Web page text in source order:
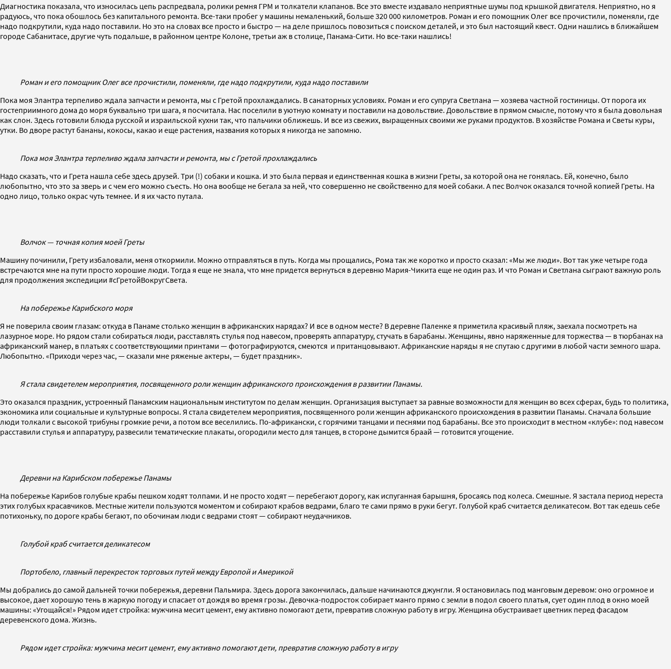
Диагностика показала, что износилась цепь распредвала, ролики ремня ГРМ и толкатели клапанов. Все это вместе издавало неприятные шумы под крышкой двигателя. Неприятно, но я
радуюсь, что пока обошлось без капитального ремонта. Все-таки пробег у машины немаленький, больше 320 000 километров. Роман и его помощник Олег все прочистили, поменяли, где
надо подкрутили, куда надо поставили. Но это на словах все просто и быстро — на деле пришлось повозиться с поиском деталей, и это был настоящий квест. Одни нашлись в ближайшем
городе Сабанитасе, другие чуть подальше, в районном центре Колоне, третьи аж в столице, Панама-Сити. Но все-таки нашлись!
Роман и его помощник Олег все прочистили, поменяли, где надо подкрутили, куда надо поставили
Пока моя Элантра терпеливо ждала запчасти и ремонта, мы с Гретой прохлаждались. В санаторных условиях. Роман и его супруга Светлана — хозяева частной гостиницы. От порога их
гостеприимного дома до моря буквально три шага, я посчитала. Нас поселили в уютную комнату и поставили на довольствие. Довольствие в прямом смысле, потому что я была довольная
как слон. Здесь готовили блюда русской и израильской кухни так, что пальчики оближешь. И все из свежих, выращенных своими же руками продуктов. В хозяйстве Романа и Светы куры,
утки. Во дворе растут бананы, кокосы, какао и еще растения, названия которых я никогда не запомню.
Пока моя Элантра терпеливо ждала запчасти и ремонта, мы с Гретой прохлаждались
Надо сказать, что и Грета нашла себе здесь друзей. Три (!) собаки и кошка. И это была первая и единственная кошка в жизни Греты, за которой она не гонялась. Ей, конечно, было
любопытно, что это за зверь и с чем его можно съесть. Но она вообще не бегала за ней, что совершенно не свойственно для моей собаки. А пес Волчок оказался точной копией Греты. На
одно лицо, только окрас чуть темнее. И я их часто путала.
Волчок — точная копия моей Греты
Машину починили, Грету избаловали, меня откормили. Можно отправляться в путь. Когда мы прощались, Рома так же коротко и просто сказал: «Мы же люди». Вот так уже четыре года
встречаются мне на пути просто хорошие люди. Тогда я еще не знала, что мне придется вернуться в деревню Мария-Чикита еще не один раз. И что Роман и Светлана сыграют важную роль
для продолжения экспедиции #сГретойВокругСвета.
На побережье Карибского моря
Я не поверила своим глазам: откуда в Панаме столько женщин в африканских нарядах? И все в одном месте? В деревне Паленке я приметила красивый пляж, заехала посмотреть на
лазурное море. Но рядом стали собираться люди, расставлять стулья под навесом, проверять аппаратуру, стучать в барабаны. Женщины, явно наряженные для торжества — в тюрбанах на
африканский манер, в платьях с соответствующими принтами — фотографируются, смеются и пританцовывают. Африканские наряды я не спутаю с другими в любой части земного шара.
Любопытно. «Приходи через час, — сказали мне ряженые актеры, — будет праздник».
Я стала свидетелем мероприятия, посвященного роли женщин африканского происхождения в развитии Панамы.
Это оказался праздник, устроенный Панамским национальным институтом по делам женщин. Организация выступает за равные возможности для женщин во всех сферах, будь то политика,
экономика или социальные и культурные вопросы. Я стала свидетелем мероприятия, посвященного роли женщин африканского происхождения в развитии Панамы. Сначала большие
люди толкали с высокой трибуны громкие речи, а потом все веселились. По-африкански, с горячими танцами и песнями под барабаны. Все это происходит в местном «клубе»: под навесом
расставили стулья и аппаратуру, развесили тематические плакаты, огородили место для танцев, в стороне дымится браай — готовится угощение.
Деревни на Карибском побережье Панамы
На побережье Карибов голубые крабы пешком ходят толпами. И не просто ходят — перебегают дорогу, как испуганная барышня, бросаясь под колеса. Смешные. Я застала период нереста
этих голубых красавчиков. Местные жители пользуются моментом и собирают крабов ведрами, благо те сами прямо в руки бегут. Голубой краб считается деликатесом. Вот так едешь себе
потихоньку, по дороге крабы бегают, по обочинам люди с ведрами стоят — собирают неудачников.
Голубой краб считается деликатесом
Портобело, главный перекресток торговых путей между Европой и Америкой
Мы добрались до самой дальней точки побережья, деревни Пальмира. Здесь дорога закончилась, дальше начинаются джунгли. Я остановилась под манговым деревом: оно огромное и
высокое, дает хорошую тень в жаркую погоду и спасает от дождя во время грозы. Девочка-подросток собирает манго прямо с земли в подол своего платья, сует один плод в окно моей
машины: «Угощайся!» Рядом идет стройка: мужчина месит цемент, ему активно помогают дети, превратив сложную работу в игру. Женщина обустраивает цветник перед фасадом
деревенского дома. Жизнь.
Рядом идет стройка: мужчина месит цемент, ему активно помогают дети, превратив сложную работу в игру